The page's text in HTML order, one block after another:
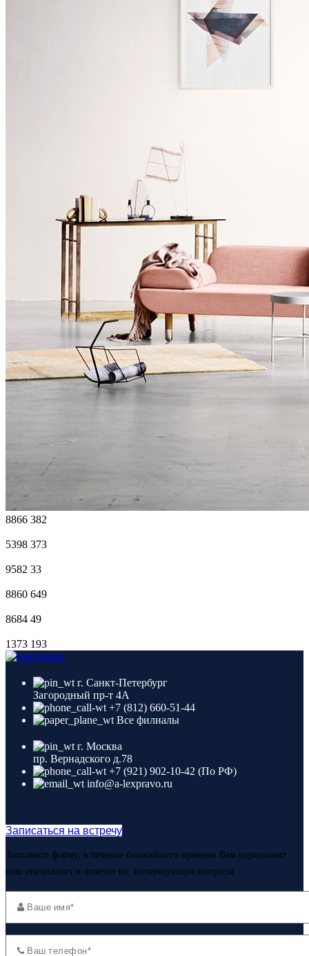
8866 382
5398 373
9582 33
8860 649
8684 49
1373 193
г. Санкт-Петербург
Загородный пр-т 4A
+7 (812) 660-51-44
Все филиалы
г. Москва
пр. Вернадского д.78
+7 (921) 902-10-42 (По РФ)
info@a-lexpravo.ru
Записаться на встречу
Заполните форму, в течение ближайшего времени Вам перезвонит
наш специалист и ответит на интересующие вопросы.